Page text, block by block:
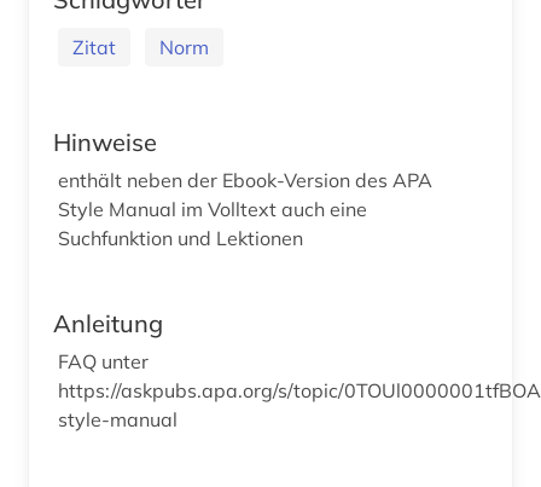
Zitat Norm
Hinweise
enthält neben der Ebook-Version des APA
Style Manual im Volltext auch eine
Suchfunktion und Lektionen
Anleitung
FAQ unter
https://askpubs.apa.org/s/topic/
style-manual